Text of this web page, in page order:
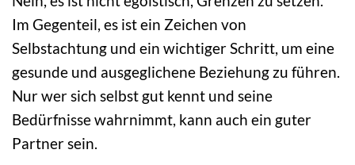
Im Gegenteil, es ist ein Zeichen von
Selbstachtung und ein wichtiger Schritt, um eine
gesunde und ausgeglichene Beziehung zu führen.
Nur wer sich selbst gut kennt und seine
Bedürfnisse wahrnimmt, kann auch ein guter
Partner sein.